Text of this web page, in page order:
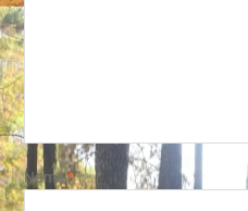
Name*